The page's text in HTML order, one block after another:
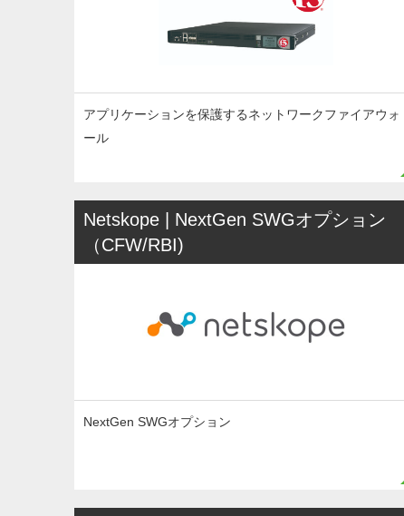
アプリケーションを保護するネットワークファイアウォ
ール
Netskope | NextGen SWGオプション
（CFW/RBI)
NextGen SWGオプション